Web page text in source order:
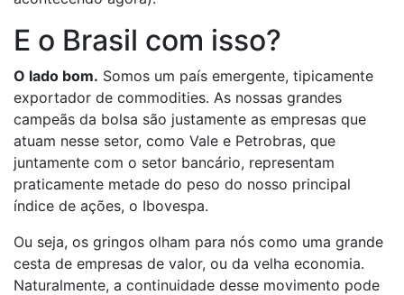
E o Brasil com isso?
O lado bom. Somos um país emergente, tipicamente
exportador de commodities. As nossas grandes
campeãs da bolsa são justamente as empresas que
atuam nesse setor, como Vale e Petrobras, que
juntamente com o setor bancário, representam
praticamente metade do peso do nosso principal
índice de ações, o Ibovespa.
Ou seja, os gringos olham para nós como uma grande
cesta de empresas de valor, ou da velha economia.
Naturalmente, a continuidade desse movimento pode